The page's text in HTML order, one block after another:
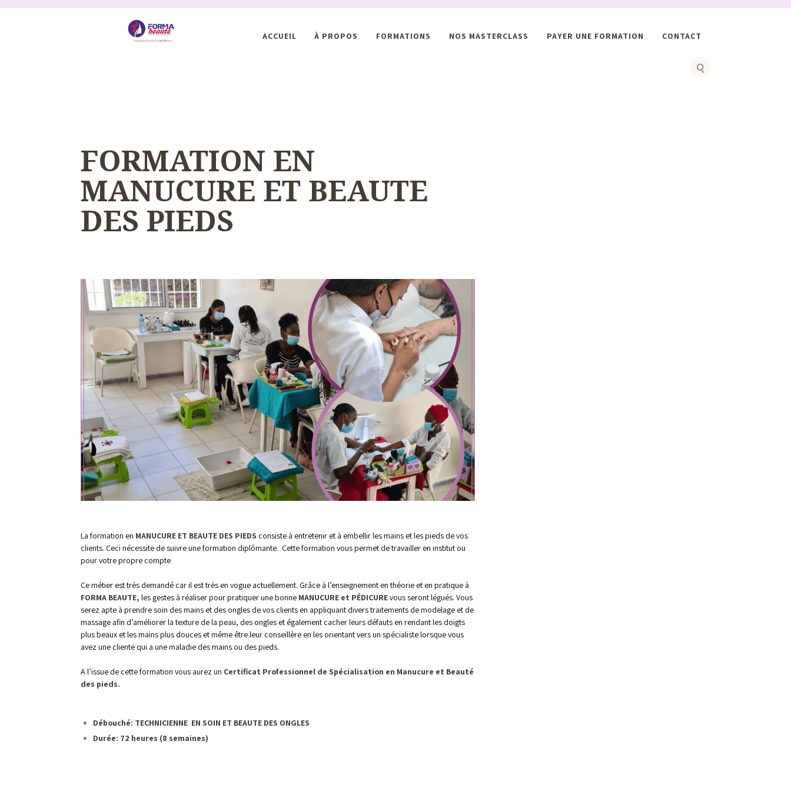
ACCUEIL À PROPOS FORMATIONS NOS MASTERCLASS PAYER UNE FORMATION CONTACT
FORMATION EN
MANUCURE ET BEAUTE
DES PIEDS
La formation en MANUCURE ET BEAUTE DES PIEDS consiste à entretenir et à embellir les mains et les pieds de vos
clients. Ceci nécessite de suivre une formation diplômante. Cette formation vous permet de travailler en institut ou
pour votre propre compte
Ce métier est très demandé car il est très en vogue actuellement. Grâce à l’enseignement en théorie et en pratique à
FORMA BEAUTE, les gestes à réaliser pour pratiquer une bonne MANUCURE et PÉDICUREvous seront légués. Vous
serez apte à prendre soin des mains et des ongles de vos clients en appliquant divers traitements de modelage et de
massage afin d’améliorer la texture de la peau, des ongles et également cacher leurs défauts en rendant les doigts
plus beaux et les mains plus douces et même être leur conseillère en les orientant vers un spécialiste lorsque vous
avez une cliente qui a une maladie des mains ou des pieds.
A l’issue de cette formation vous aurez un Certificat Professionnel de Spécialisation en Manucure et Beauté
des pieds.
Débouché: TECHNICIENNE EN SOIN ET BEAUTE DES ONGLES
Durée: 72 heures (8 semaines)